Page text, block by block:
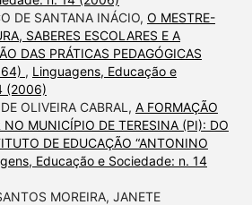
DE SANTANA INÁCIO, O MESTRE-
SABERES ESCOLARES E A
DAS PRÁTICAS PEDAGÓGICAS
, Linguagens, Educação e
(2006)
OLIVEIRA CABRAL, A FORMAÇÃO
NO MUNICÍPIO DE TERESINA (PI): DO
DE EDUCAÇÃO “ANTONINO
Educação e Sociedade: n. 14
MOREIRA, JANETE